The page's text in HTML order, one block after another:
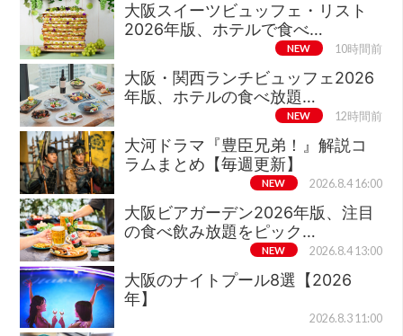
大阪スイーツビュッフェ・リスト
2026年版、ホテルで食べ…
NEW 10時間前
大阪・関西ランチビュッフェ2026
年版、ホテルの食べ放題…
NEW 12時間前
大河ドラマ『豊臣兄弟！』解説コ
ラムまとめ【毎週更新】
NEW 2026.8.4 16:00
大阪ビアガーデン2026年版、注目
の食べ飲み放題をピック…
NEW 2026.8.4 13:00
大阪のナイトプール8選【2026
年】
2026.8.3 11:00